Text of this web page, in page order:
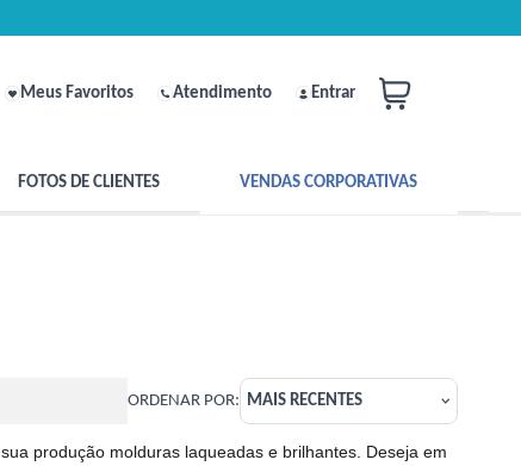
Meus Favoritos Atendimento Entrar
FOTOS DE CLIENTES VENDAS CORPORATIVAS
ORDENAR POR: MAIS RECENTES
produção molduras laqueadas e brilhantes. Deseja em